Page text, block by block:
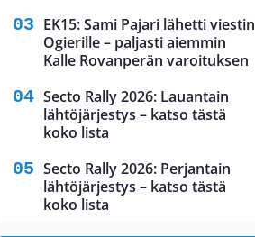
EK15: Sami Pajari lähetti viestin
Ogierille – paljasti aiemmin
Kalle Rovanperän varoituksen
Secto Rally 2026: Lauantain
lähtöjärjestys – katso tästä
koko lista
Secto Rally 2026: Perjantain
lähtöjärjestys – katso tästä
koko lista